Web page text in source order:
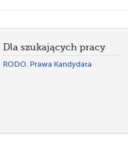
Dla szukających pracy
RODO. Prawa Kandydata